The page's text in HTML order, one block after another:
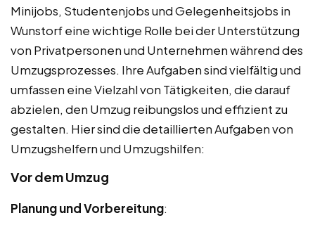
Minijobs, Studentenjobs und Gelegenheitsjobs in
Wunstorf eine wichtige Rolle bei der Unterstützung
von Privatpersonen und Unternehmen während des
Umzugsprozesses. Ihre Aufgaben sind vielfältig und
umfassen eine Vielzahl von Tätigkeiten, die darauf
abzielen, den Umzug reibungslos und effizient zu
gestalten. Hier sind die detaillierten Aufgaben von
Umzugshelfern und Umzugshilfen:
Vor dem Umzug
Planung und Vorbereitung: